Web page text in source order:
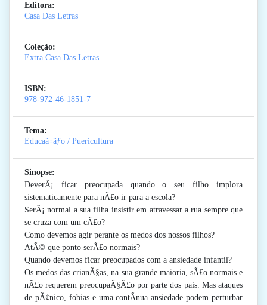
Editora:
Casa Das Letras
Coleção:
Extra Casa Das Letras
ISBN:
978-972-46-1851-7
Tema:
Educaã‡ãƒo / Puericultura
Sinopse:
DeverÃ¡ ficar preocupada quando o seu filho implora
sistematicamente para nÃ£o ir para a escola?
SerÃ¡ normal a sua filha insistir em atravessar a rua sempre que
se cruza com um cÃ£o?
Como devemos agir perante os medos dos nossos filhos?
AtÃ© que ponto serÃ£o normais?
Quando devemos ficar preocupados com a ansiedade infantil?
Os medos das crianÃ§as, na sua grande maioria, sÃ£o normais e
nÃ£o requerem preocupaÃ§Ã£o por parte dos pais. Mas ataques
de pÃ¢nico, fobias e uma contÃ­nua ansiedade podem perturbar